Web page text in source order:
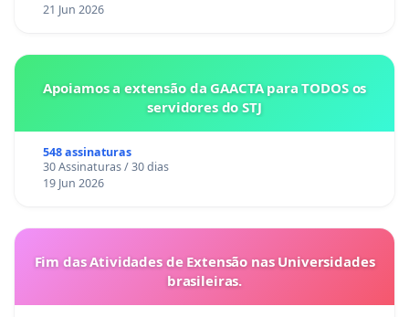
21 Jun 2026
Apoiamos a extensão da GAACTA para TODOS os
servidores do STJ
548 assinaturas
30 Assinaturas / 30 dias
19 Jun 2026
Fim das Atividades de Extensão nas Universidades
brasileiras.